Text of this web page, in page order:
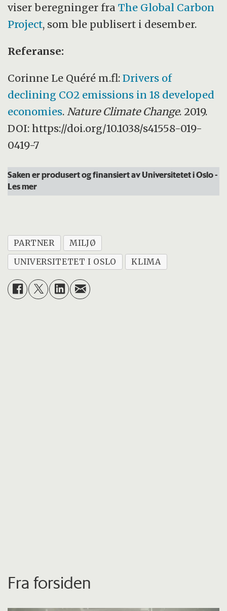
viser beregninger fraThe Global Carbon
Project, som ble publisert i desember.
Referanse:
Corinne Le Quéré m.fl:Drivers of
declining CO2 emissions in 18 developed
economies. Nature Climate Change. 2019.
DOI: https://doi.org/10.1038/s41558-019-
0419-7
Saken er produsert og finansiert av Universitetet i Oslo-
Les mer
PARTNER
MILJØ
UNIVERSITETET I OSLO
KLIMA
Fra forsiden